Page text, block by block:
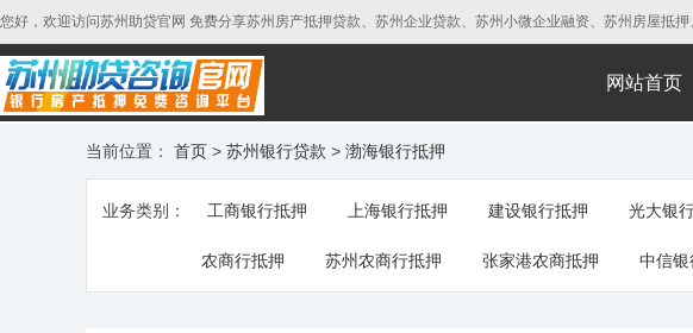
您好，欢迎访问苏州助贷官网 免费分享苏州房产抵押贷款、苏州企业贷款、苏州小微企业融资、苏州房屋
网站首页
当前位置： 首页 > 苏州银行贷款 > 渤海银行抵押
业务类别： 工商银行抵押 上海银行抵押 建设银行抵押 光大银
农商行抵押 苏州农商行抵押 张家港农商抵押 中信银